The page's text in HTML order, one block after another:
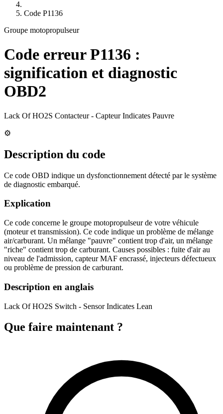
Code P1136
Groupe motopropulseur
Code erreurP1136 :
signification et diagnostic
OBD2
Lack Of HO2S Contacteur - Capteur Indicates Pauvre
⚙️
Description du code
Ce code OBD indique un dysfonctionnement détecté par le système
de diagnostic embarqué.
Explication
Ce code concerne le groupe motopropulseur de votre véhicule
(moteur et transmission). Ce code indique un problème de mélange
air/carburant. Un mélange "pauvre" contient trop d'air, un mélange
"riche" contient trop de carburant. Causes possibles : fuite d'air au
niveau de l'admission, capteur MAF encrassé, injecteurs défectueux
ou problème de pression de carburant.
Description en anglais
Lack Of HO2S Switch - Sensor Indicates Lean
Que faire maintenant ?